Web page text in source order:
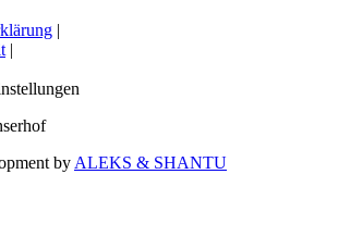
|
|
by ALEKS & SHANTU